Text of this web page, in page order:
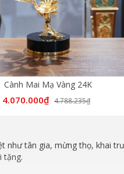
Cành Mai Mạ Vàng 24K
4.070.000₫ 4.788.235₫
như tân gia, mừng thọ, khai
tặng.